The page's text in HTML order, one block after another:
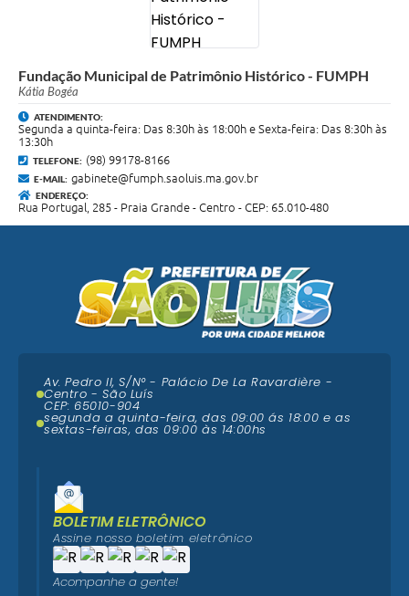
Fundação Municipal de Patrimônio Histórico - FUMPH
Kátia Bogéa
ATENDIMENTO:
Segunda a quinta-feira: Das 8:30h às 18:00h e Sexta-feira: Das 8:30h às
13:30h
TELEFONE: (98) 99178-8166
E-MAIL: gabinete@fumph.saoluis.ma.gov.br
ENDEREÇO:
Rua Portugal, 285 - Praia Grande - Centro - CEP: 65.010-480
Av. Pedro II, S/N° - Palácio De La Ravardière -
Centro - São Luís
CEP: 65010-904
segunda a quinta-feira, das 09:00 ás 18:00 e as
sextas-feiras, das 09:00 às 14:00hs
BOLETIM ELETRÔNICO
Assine nosso boletim eletrônico
Acompanhe a gente!